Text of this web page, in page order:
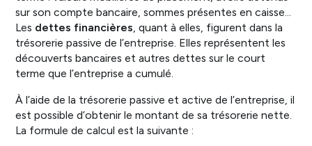
sur son compte bancaire, sommes présentes en caisse…
Les dettes financières, quant à elles, figurent dans la
trésorerie passive de l’entreprise. Elles représentent les
découverts bancaires et autres dettes sur le court
terme que l’entreprise a cumulé.
À l’aide de la trésorerie passive et active de l’entreprise, il
est possible d’obtenir le montant de sa trésorerie nette.
La formule de calcul est la suivante :